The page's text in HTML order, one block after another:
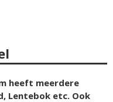
heeft meerdere
Lentebok etc. Ook